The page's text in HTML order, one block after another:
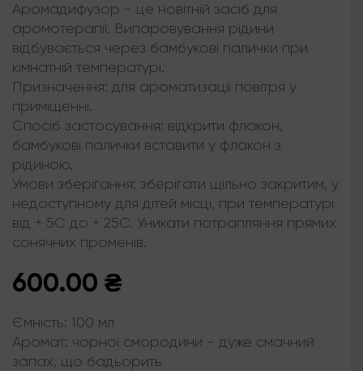
Аромадифузор - це новітній засіб для
аромотерапії. Випаровування рідини
відбувається через бамбукові палички при
кімнатній температурі.
Призначення: для ароматизації повітря у
приміщенні.
Спосіб застосування: відкрити флакон,
бамбукові палички вставити у флакон з
рідиною.
Умови зберігання: зберігати щільно закритим, у
недоступному для дітей місці, при температурі
від + 5С до + 25С. Уникати потрапляння прямих
сонячних променів.
600.00 ₴
Ємність: 100 мл
Аромат: чорної смородини - дуже смачний
запах, що бадьорить